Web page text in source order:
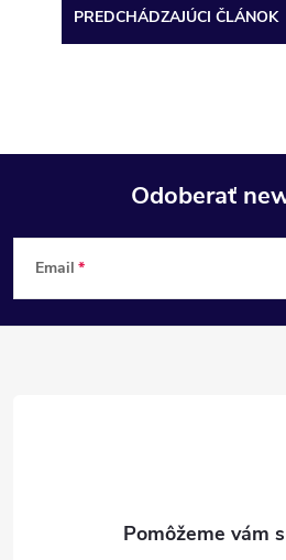
PREDCHÁDZAJÚCI ČLÁNOK
Z
á
Odoberať
Email